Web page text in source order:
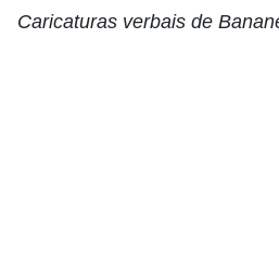
Caricaturas verbais de